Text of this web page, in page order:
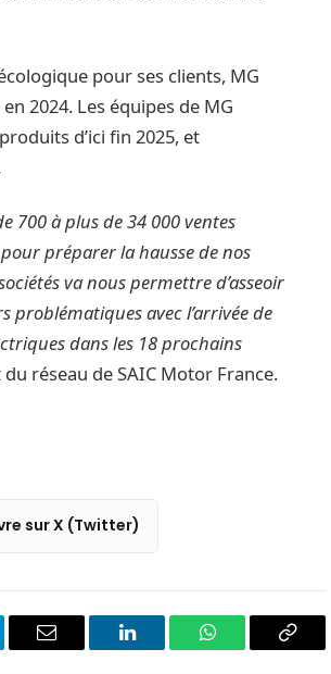
pour ses clients, MG
2024. Les équipes de MG
d’ici fin 2025, et
700 à plus de 34 000 ventes
préparer la hausse de nos
va nous permettre d’asseoir
problématiques avec l’arrivée de
dans les 18 prochains
réseau de SAIC Motor France.
sur X (Twitter)
Email LinkedIn WhatsAppCopier